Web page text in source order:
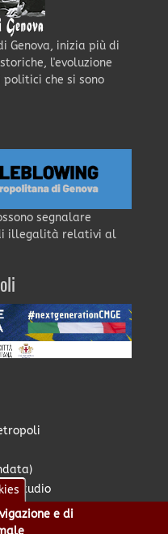
Genova, inizia più di
l'evoluzione
che si sono
segnalare
illegalità relativi al
Studio
e di